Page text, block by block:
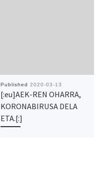
Published 2020-03-13
[:eu]AEK-REN OHARRA,
KORONABIRUSA DELA
ETA.[:]